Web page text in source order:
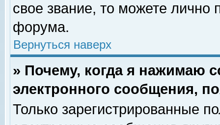
свое звание, то можете лично
форума.
Вернуться наверх
» Почему, когда я нажимаю
электронного сообщения,
Только зарегистрированные